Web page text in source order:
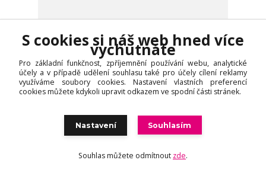
2 hodnocení
krepatění 300 ml
478 Kč
Přidat do košíku
S cookies si náš web hned více
vychutnáte
Pro základní funkčnost, zpříjemnění používání webu, analytické
účely a v případě udělení souhlasu také pro účely cílení reklamy
využíváme soubory cookies. Nastavení vlastních preferencí
cookies můžete kdykoli upravit odkazem ve spodní části stránek.
Nastavení Souhlasím
Souhlas můžete odmítnout zde.